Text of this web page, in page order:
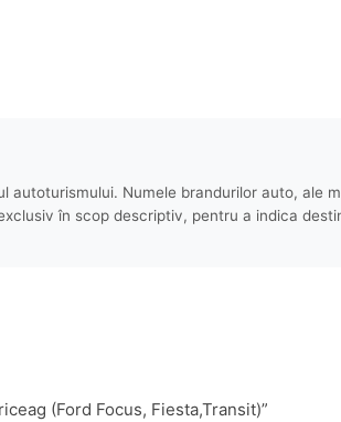
Numele brandurilor auto, ale
în scop descriptiv, pentru a indica
(Ford Focus, Fiesta,Transit)”